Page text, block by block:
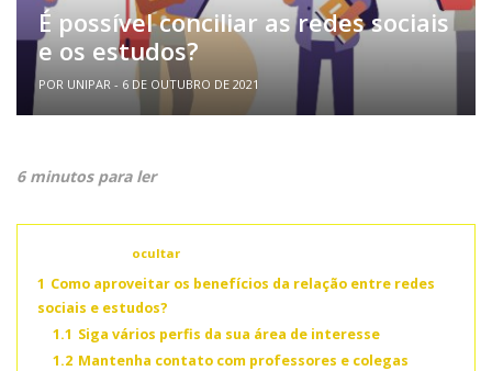
É possível conciliar as redes sociais
e os estudos?
POR UNIPAR - 6 DE OUTUBRO DE 2021
6 minutos para ler
ocultar
1 Como aproveitar os benefícios da relação entre redes
sociais e estudos?
1.1 Siga vários perfis da sua área de interesse
1.2 Mantenha contato com professores e colegas